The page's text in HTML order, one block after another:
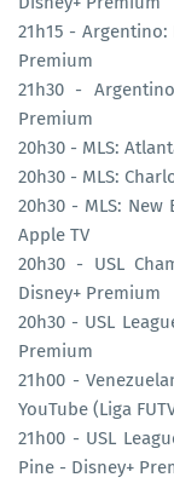
21h15 -
Premium
21h30 -
Premium
20h30 - MLS:
20h30 - MLS:
20h30 - MLS:
Apple TV
20h30 - USL
Disney+ Premium
20h30 - USL
Premium
21h00 -
YouTube (Liga
21h00 - USL
Pine - Disney+